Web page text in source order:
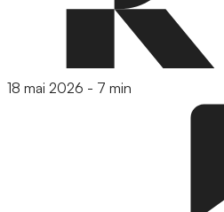
18 mai 2026 - 7 min